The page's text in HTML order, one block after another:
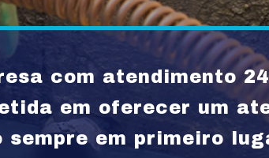
com atendimento
em oferecer um
sempre em primeiro